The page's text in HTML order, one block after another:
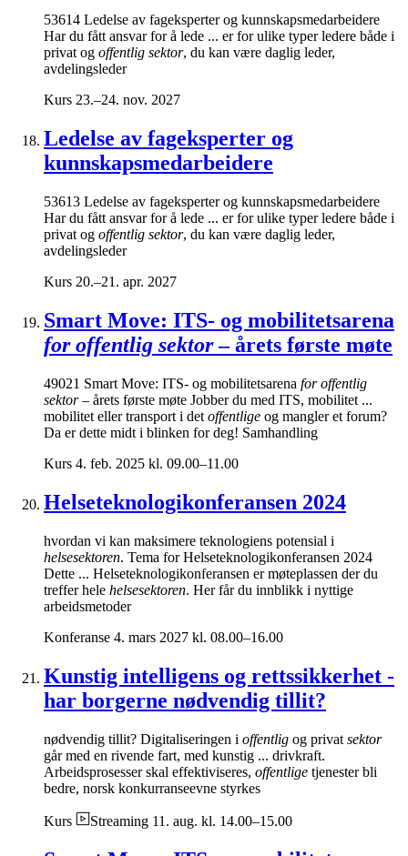
53614 Ledelse av fageksperter og kunnskapsmedarbeidere
Har du fått ansvar for å lede ... er for ulike typer ledere både i
privat og offentlig sektor, du kan være daglig leder,
avdelingsleder
Kurs 23.–24. nov. 2027
Ledelse av fageksperter og
kunnskapsmedarbeidere
53613 Ledelse av fageksperter og kunnskapsmedarbeidere
Har du fått ansvar for å lede ... er for ulike typer ledere både i
privat og offentlig sektor, du kan være daglig leder,
avdelingsleder
Kurs 20.–21. apr. 2027
Smart Move: ITS- og mobilitetsarena
for offentlig sektor– årets første møte
49021 Smart Move: ITS- og mobilitetsarena for offentlig
sektor– årets første møte Jobber du med ITS, mobilitet ...
mobilitet eller transport i det offentlige og mangler et forum?
Da er dette midt i blinken for deg! Samhandling
Kurs 4. feb. 2025 kl. 09.00–11.00
Helseteknologikonferansen 2024
hvordan vi kan maksimere teknologiens potensial i
helsesektoren. Tema for Helseteknologikonferansen 2024
Dette ... Helseteknologikonferansen er møteplassen der du
treffer hele helsesektoren. Her får du innblikk i nyttige
arbeidsmetoder
Konferanse 4. mars 2027 kl. 08.00–16.00
Kunstig intelligens og rettssikkerhet -
har borgerne nødvendig tillit?
nødvendig tillit? Digitaliseringen i offentlig og privat sektor
går med en rivende fart, med kunstig ... drivkraft.
Arbeidsprosesser skal effektiviseres, offentlige tjenester bli
bedre, norsk konkurranseevne styrkes
Kurs Streaming 11. aug. kl. 14.00–15.00